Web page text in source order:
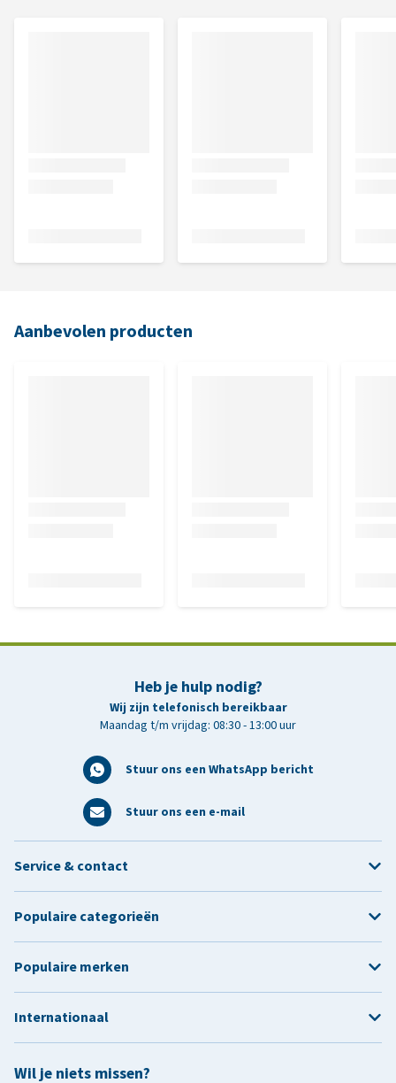
Aanbevolen producten
Heb je hulp nodig?
Wij zijn telefonisch bereikbaar
Maandag t/m vrijdag: 08:30 - 13:00 uur
Stuur ons een WhatsApp bericht
Stuur ons een e-mail
Wil je niets missen?
Service & contact
Populaire categorieën
Populaire merken
Internationaal